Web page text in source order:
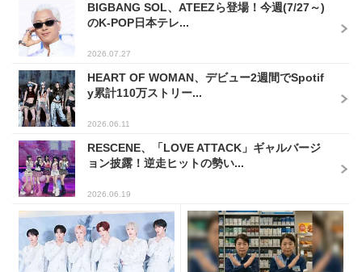
BIGBANG SOL、ATEEZら登場！今週(7/27～)
のK-POP日本テレ...
2026.07.27
HEART OF WOMAN、デビュー2週間でSpotif
y累計110万ストリー...
2026.06.11
RESCENE、「LOVE ATTACK」ギャルバージ
ョン披露！逆走ヒットの勢い...
2026.06.19